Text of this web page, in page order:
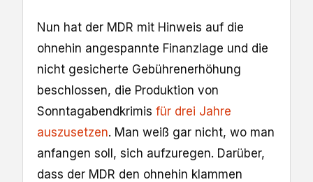
Nun hat der MDR mit Hinweis auf die
ohnehin angespannte Finanzlage und die
nicht gesicherte Gebührenerhöhung
beschlossen, die Produktion von
Sonntagabendkrimis für drei Jahre
auszusetzen. Man weiß gar nicht, wo man
anfangen soll, sich aufzuregen. Darüber,
dass der MDR den ohnehin klammen